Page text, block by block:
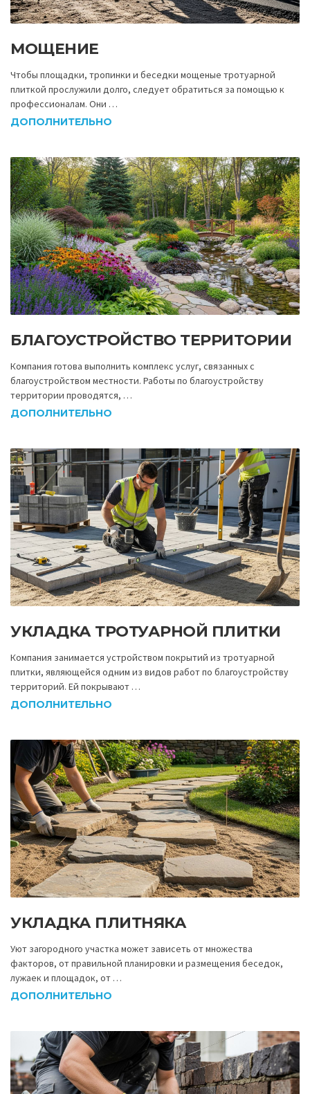
МОЩЕНИЕ
Чтобы площадки, тропинки и беседки мощеные тротуарной
плиткой прослужили долго, следует обратиться за помощью к
профессионалам. Они …
ДОПОЛНИТЕЛЬНО
БЛАГОУСТРОЙСТВО ТЕРРИТОРИИ
Компания готова выполнить комплекс услуг, связанных с
благоустройством местности. Работы по благоустройству
территории проводятся, …
ДОПОЛНИТЕЛЬНО
УКЛАДКА ТРОТУАРНОЙ ПЛИТКИ
Компания занимается устройством покрытий из тротуарной
плитки, являющейся одним из видов работ по благоустройству
территорий. Ей покрывают …
ДОПОЛНИТЕЛЬНО
УКЛАДКА ПЛИТНЯКА
Уют загородного участка может зависеть от множества
факторов, от правильной планировки и размещения беседок,
лужаек и площадок, от …
ДОПОЛНИТЕЛЬНО